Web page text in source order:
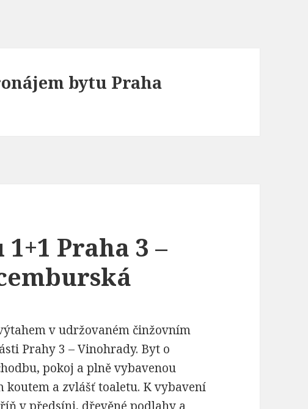
bytu Praha
Praha 3 –
v udržovaném činžovním
Prahy 3 – Vinohrady. Byt o
pokoj a plně vybavenou
koutem a zvlášť toaletu. K vybavení